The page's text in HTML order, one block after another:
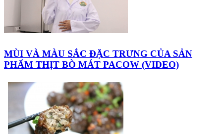
MÙI VÀ MÀU SẮC ĐẶC TRƯNG CỦA SẢN
PHẨM THỊT BÒ MÁT PACOW (VIDEO)